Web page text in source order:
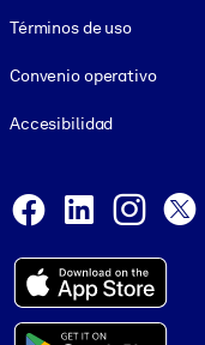
Términos de uso
Convenio operativo
Accesibilidad
Facebook